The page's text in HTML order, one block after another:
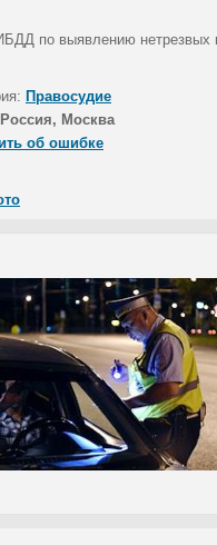
по выявлению нетрезвых
Правосудие
Россия, Москва
об ошибке